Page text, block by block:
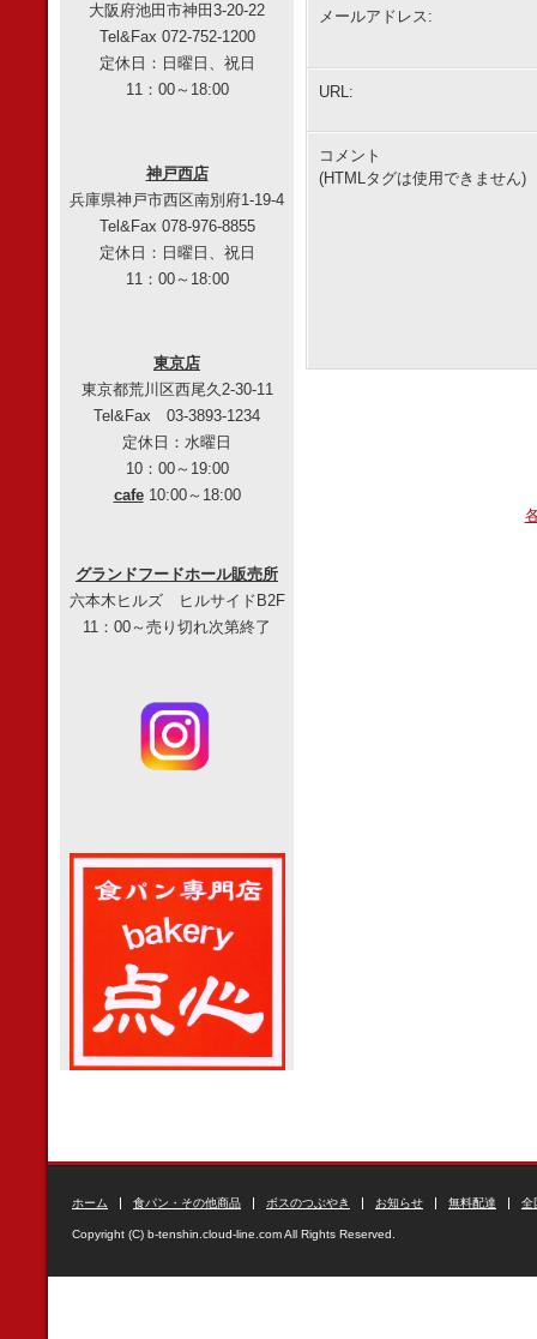
メールアドレス:
URL:
コメント
(HTMLタグは使用できません)
大阪府池田市神田3-20-22
Tel&Fax 072-752-1200
定休日：日曜日、祝日
11：00～18:00
神戸西店
兵庫県神戸市西区南別府1-19-4
Tel&Fax 078-976-8855
定休日：日曜日、祝日
11：00～18:00
東京店
東京都荒川区西尾久2-30-11
Tel&Fax 03-3893-1234
定休日：水曜日
10：00～19:00
cafe10:00～18:00
グランドフードホール販売所
六本木ヒルズ ヒルサイドB2F
11：00～売り切れ次第終了
ホーム 食パン・その他商品 ボスのつぶやき お知らせ 無料配達 全
Copyright (C) b-tenshin.cloud-line.com All Rights Reserved.